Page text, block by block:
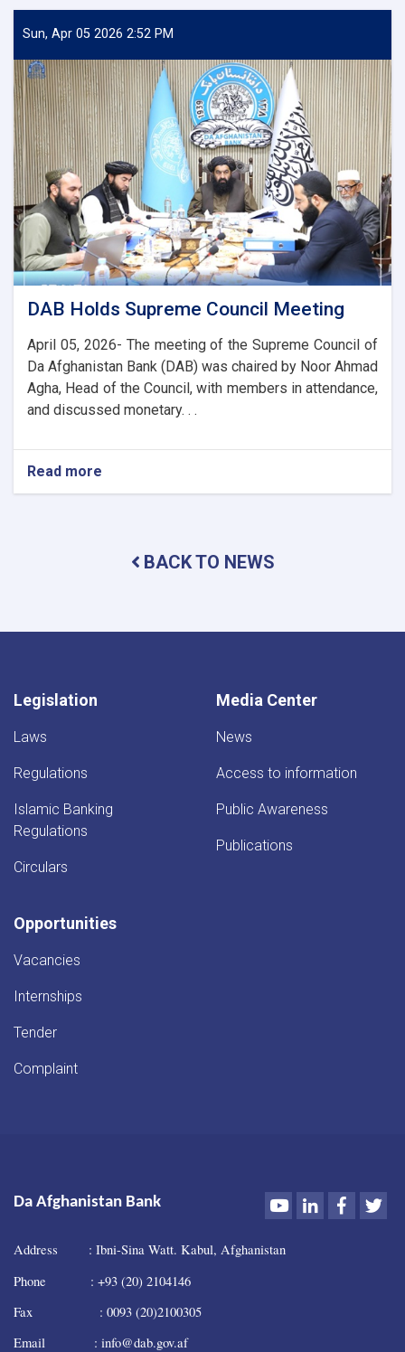
Deputy
Governor
with
the
Chairman
of
the
AACC
to
Enhance
Banking
and
Trade
Ties
Sun, Apr 05 2026 2:52 PM
DAB Holds Supreme Council Meeting
April 05, 2026- The meeting of the Supreme Council of
Da Afghanistan Bank (DAB) was chaired by Noor Ahmad
Agha, Head of the Council, with members in attendance,
and discussed monetary. . .
Read more
DAB
MeetingBACK TO NEWS
Legislation
Laws
Regulations
Islamic Banking
Regulations
Circulars
Media Center
News
Access to information
Public Awareness
Publications
Opportunities
Vacancies
Internships
Tender
Complaint
Da Afghanistan Bank YoutubeLinkedIn
Address : Ibni-Sina Watt. Kabul, Afghanistan
Phone : +93 (20) 2104146
Fax : 0093 (20)2100305
Email : info@dab.gov.af